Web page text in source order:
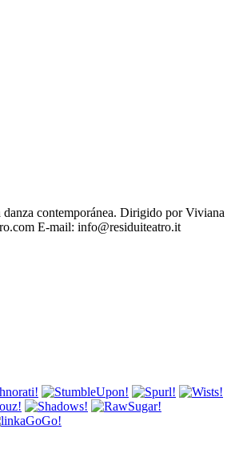
contemporánea. Dirigido por Viviana
E-mail: info@residuiteatro.it